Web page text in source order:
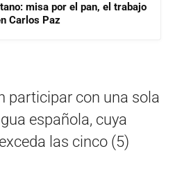
misa por el pan, el trabajo
Carlos Paz
participar con una sola
española, cuya
las cinco (5)